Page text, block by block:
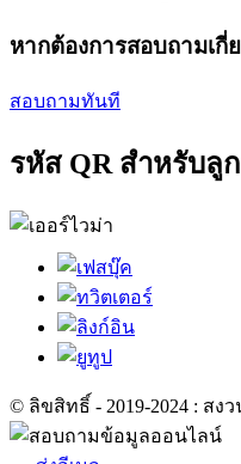
หากต้องการสอบถามเกี่
สอบถามทันที
รหัส QR สำหรับลู
© ลิขสิทธิ์ - 2019-2024 : สง